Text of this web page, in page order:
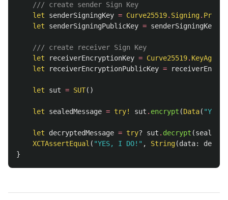
/// create sender Sign Key
let
senderSigningKey = Curve25519. Signing.
let
senderSigningPublicKey = senderSigningKey
/// create receiver Sign Key
let
receiverEncryptionKey = Curve25519.
let
receiverEncryptionPublicKey =
let sut = SUT()
let sealedMessage = try! sut . encrypt (Data(
let decryptedMessage = try? sut . decrypt (
XCTAssertEqual ( "YES, I DO!" , String(data:
}